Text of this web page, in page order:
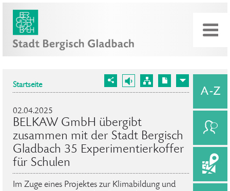
Startseite
02.04.2025
BELKAW GmbH übergibt
zusammen mit der Stadt Bergisch
Gladbach 35 Experimentierkoffer
für Schulen
Im Zuge eines Projektes zur Klimabildung und